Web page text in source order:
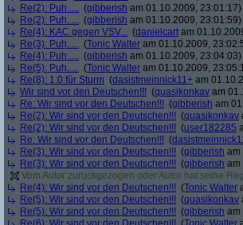
Re(2): Puh..... (gibberish am 01.10.2009, 23:01:17)
Re(2): Puh..... (gibberish am 01.10.2009, 23:01:59)
Re(4): KAC gegen VSV... (danielcart am
Re(3): Puh..... (Tonic Walter am 01.10.2009,
Re(4): Puh..... (gibberish am 01.10.2009, 23:04:03)
Re(5): Puh..... (Tonic Walter am 01.10.2009,
Re(8): 1:0 für Sturm (dasistmeinnick11+ am
Wir sind vor den Deutschen!!! (quasikonkav am
Re: Wir sind vor den Deutschen!!! (gibberish am
Re(2): Wir sind vor den Deutschen!!! (quasikonkav
Re(2): Wir sind vor den Deutschen!!! (user182285
Re: Wir sind vor den Deutschen!!! (
Re(3): Wir sind vor den Deutschen!!! (gibberish am
Re(3): Wir sind vor den Deutschen!!! (gibberish am
Vom Autor zurückgezogen oder Autor hat seine
Re(4): Wir sind vor den Deutschen!!! (Tonic Walter
Re(5): Wir sind vor den Deutschen!!! (quasikonkav
Re(5): Wir sind vor den Deutschen!!! (gibberish am